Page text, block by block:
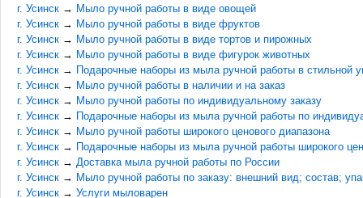
г. Усинск → Мыло ручной работы в виде овощей
г. Усинск → Мыло ручной работы в виде фруктов
г. Усинск → Мыло ручной работы в виде тортов и пирожных
г. Усинск → Мыло ручной работы в виде фигурок животных
г. Усинск → Подарочные наборы из мыла ручной работы в стильной
г. Усинск → Мыло ручной работы в наличии и на заказ
г. Усинск → Мыло ручной работы по индивидуальному заказу
г. Усинск → Подарочные наборы из мыла ручной работы по
г. Усинск → Мыло ручной работы широкого ценового диапазона
г. Усинск → Подарочные наборы из мыла ручной работы широкого
г. Усинск → Доставка мыла ручной работы по России
г. Усинск → Мыло ручной работы по заказу: внешний вид; состав;
г. Усинск → Услуги мыловарен